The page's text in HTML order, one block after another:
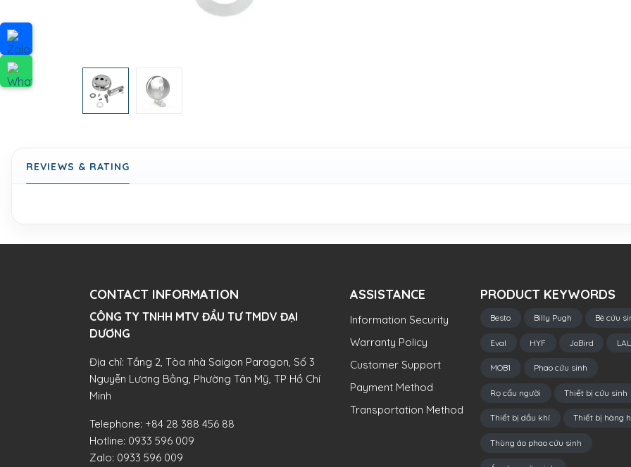
REVIEWS & RATING
CONTACT INFORMATION
CÔNG TY TNHH MTV ĐẦU TƯ TMDV ĐẠI
DƯƠNG​
Địa chỉ: Tầng 2, Tòa nhà Saigon Paragon, Số 3
Nguyễn Lương Bằng, Phường Tân Mỹ, TP Hồ Chí
Minh
Telephone: +84 28 388 456 88
Hotline: 0933 596 009
Zalo: 0933 596 009
ASSISTANCE
Information Security
Warranty Policy
Customer Support
Payment Method
Transportation Method
PRODUCT KEYWORDS
Besto Billy Pugh Bè cứu
Eval HYF JoBird
MOB1 Phao cứu sinh
Rọ cẩu người Thiết bị cứu sinh
Thiết bị dầu khí Thiết bị hàng
Thùng áo phao cứu sinh